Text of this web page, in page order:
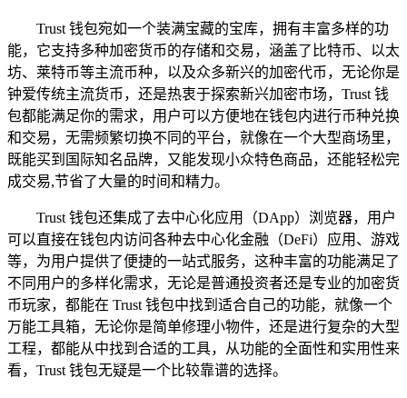
Trust 钱包宛如一个装满宝藏的宝库，拥有丰富多样的功
能，它支持多种加密货币的存储和交易，涵盖了比特币、以太
坊、莱特币等主流币种，以及众多新兴的加密代币，无论你是
钟爱传统主流货币，还是热衷于探索新兴加密市场，Trust 钱
包都能满足你的需求，用户可以方便地在钱包内进行币种兑换
和交易，无需频繁切换不同的平台，就像在一个大型商场里，
既能买到国际知名品牌，又能发现小众特色商品，还能轻松完
成交易,节省了大量的时间和精力。
Trust 钱包还集成了去中心化应用（DApp）浏览器，用户
可以直接在钱包内访问各种去中心化金融（DeFi）应用、游戏
等，为用户提供了便捷的一站式服务，这种丰富的功能满足了
不同用户的多样化需求，无论是普通投资者还是专业的加密货
币玩家，都能在 Trust 钱包中找到适合自己的功能，就像一个
万能工具箱，无论你是简单修理小物件，还是进行复杂的大型
工程，都能从中找到合适的工具，从功能的全面性和实用性来
看，Trust 钱包无疑是一个比较靠谱的选择。